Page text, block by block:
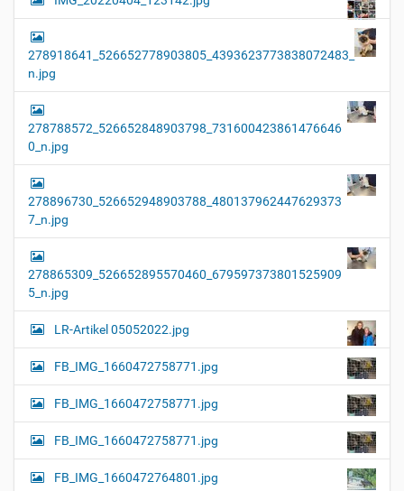
278918641_526652778903805_4393623773838072483_
n.jpg
278788572_526652848903798_731600423861476646
0_n.jpg
278896730_526652948903788_480137962447629373
7_n.jpg
278865309_526652895570460_679597373801525909
5_n.jpg
LR-Artikel 05052022.jpg
FB_IMG_1660472758771.jpg
FB_IMG_1660472758771.jpg
FB_IMG_1660472758771.jpg
FB_IMG_1660472764801.jpg